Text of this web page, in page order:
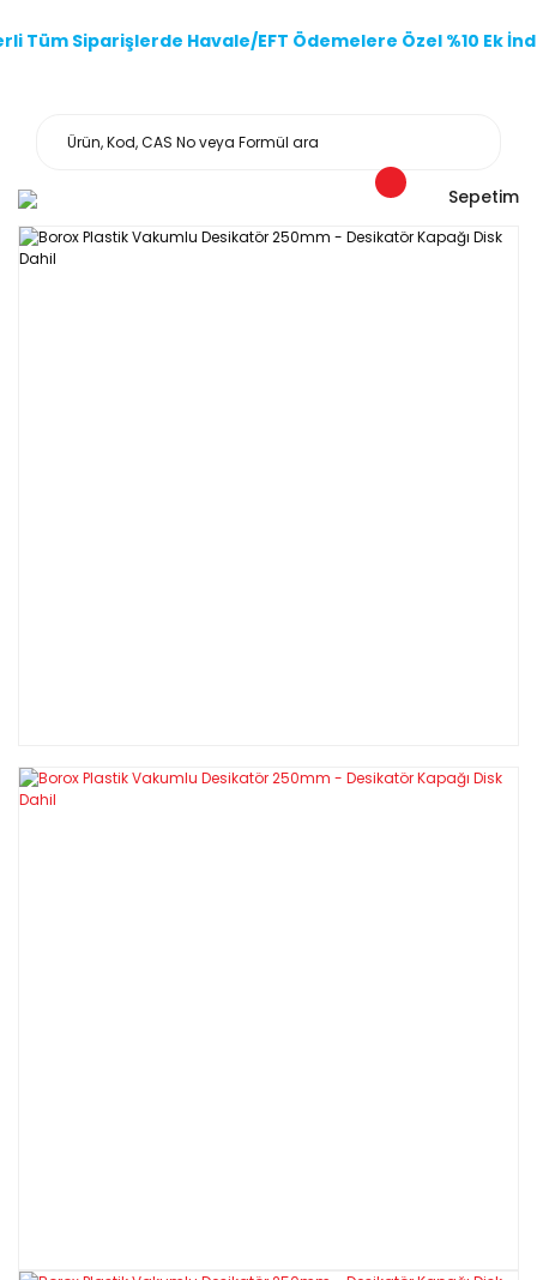
Tüm Siparişlerde Havale/EFT Ödemelere Özel %10 Ek
Sepetim